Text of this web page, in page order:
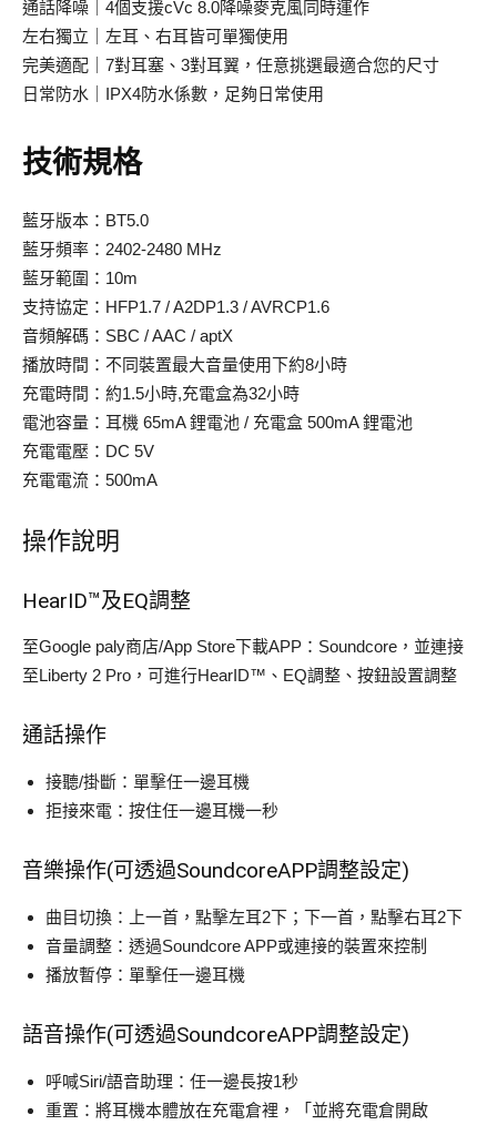
通話降噪｜4個支援cVc 8.0降噪麥克風同時運作
左右獨立｜左耳、右耳皆可單獨使用
完美適配｜7對耳塞、3對耳翼，任意挑選最適合您的尺寸
日常防水｜IPX4防水係數，足夠日常使用
技術規格
藍牙版本：BT5.0
藍牙頻率：2402-2480 MHz
藍牙範圍：10m
支持協定：HFP1.7 / A2DP1.3 / AVRCP1.6
音頻解碼：SBC / AAC / aptX
播放時間：不同裝置最大音量使用下約8小時
充電時間：約1.5小時,充電盒為32小時
電池容量：耳機 65mA 鋰電池 / 充電盒 500mA 鋰電池
充電電壓：DC 5V
充電電流：500mA
操作說明
HearID™及EQ調整
至Google paly商店/App Store下載APP：Soundcore，並連接
至Liberty 2 Pro，可進行HearID™、EQ調整、按鈕設置調整
通話操作
接聽/掛斷：單擊任一邊耳機
拒接來電：按住任一邊耳機一秒
音樂操作(可透過SoundcoreAPP調整設定)
曲目切換：上一首，點擊左耳2下；下一首，點擊右耳2下
音量調整：透過Soundcore APP或連接的裝置來控制
播放暫停：單擊任一邊耳機
語音操作(可透過SoundcoreAPP調整設定)
呼喊Siri/語音助理：任一邊長按1秒
重置：將耳機本體放在充電倉裡，「並將充電倉開啟